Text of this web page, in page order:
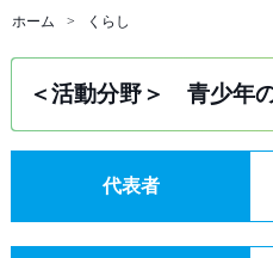
ホーム くらし
＜活動分野＞ 青少年
代表者